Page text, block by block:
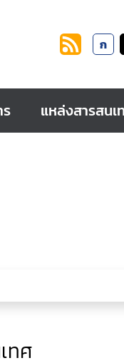
ก
แหล่งสารสนเ
ทศ